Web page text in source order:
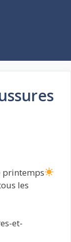
printemps
les
et-